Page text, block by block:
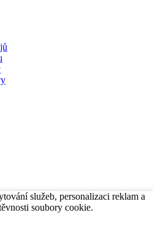
služeb, personalizaci reklam a
soubory cookie.